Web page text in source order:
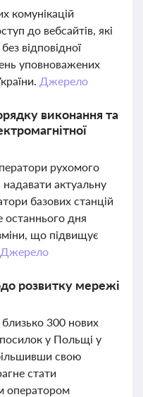
комунікацій
до вебсайтів, які
відповідної
уповноважених
Джерело
виконання та
рухомого
надавати актуальну
базових станцій
останнього дня
що підвищує
Джерело
розвитку мережі
300 нових
у Польщі у
свою
стати
оператором